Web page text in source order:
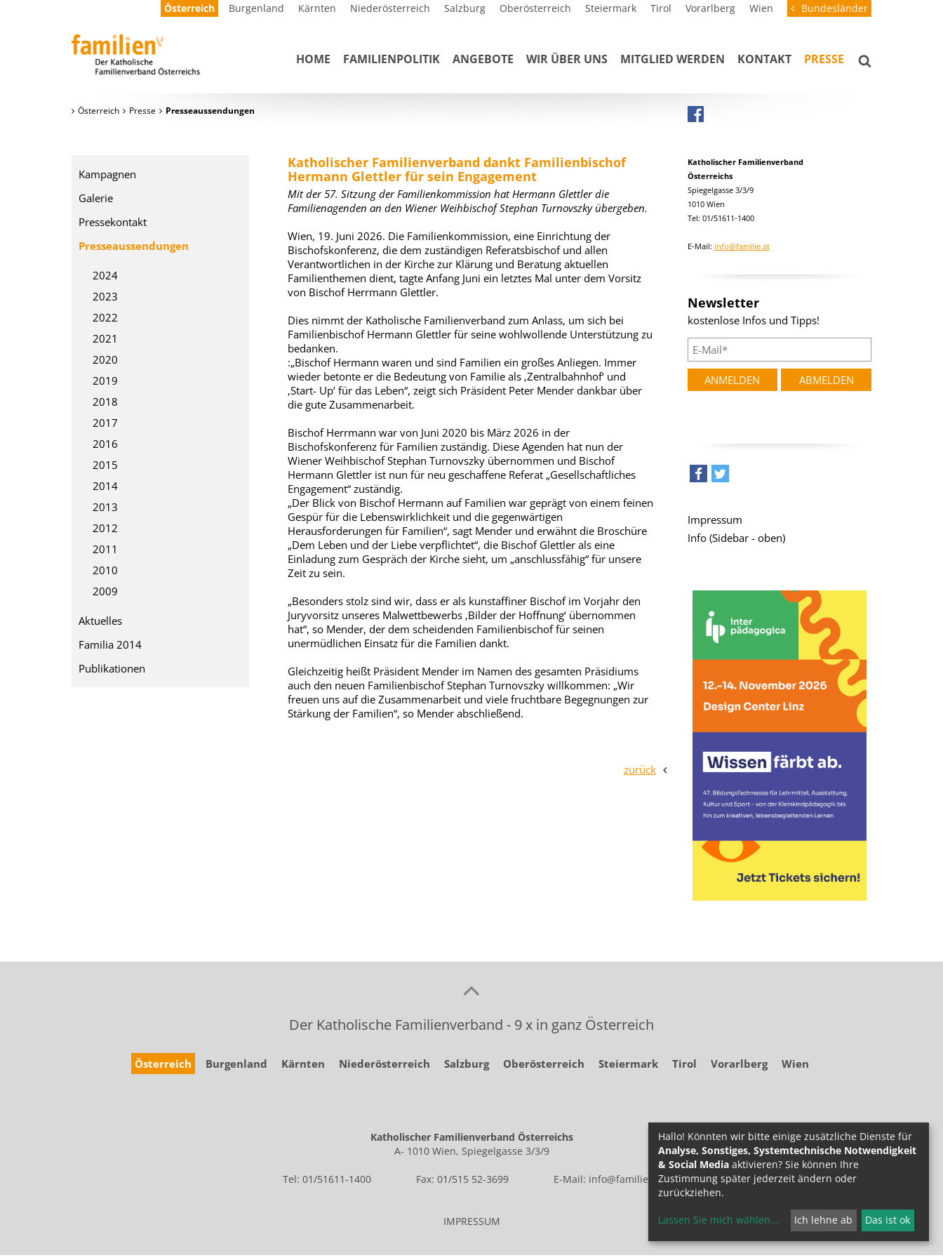
Österreich Burgenland Kärnten Niederösterreich Salzburg Oberösterreich Steiermark Tirol Vorarlberg Wien Bundesländer
HOME FAMILIENPOLITIK ANGEBOTE WIR ÜBER UNS MITGLIED WERDEN KONTAKT PRESSE
Österreich Presse Presseaussendungen
Katholischer Familienverband dankt Familienbischof
Hermann Glettler für sein Engagement
Mit der 57. Sitzung der Familienkommission hat Hermann Glettler die
Familienagenden an den Wiener Weihbischof Stephan Turnovszky übergeben.
Wien, 19. Juni 2026. Die Familienkommission, eine Einrichtung der
Bischofskonferenz, die dem zuständigen Referatsbischof und allen
Verantwortlichen in der Kirche zur Klärung und Beratung aktuellen
Familienthemen dient, tagte Anfang Juni ein letztes Mal unter dem Vorsitz
von Bischof Herrmann Glettler.
Dies nimmt der Katholische Familienverband zum Anlass, um sich bei
Familienbischof Hermann Glettler für seine wohlwollende Unterstützung zu
bedanken.
:„Bischof Hermann waren und sind Familien ein großes Anliegen. Immer
wieder betonte er die Bedeutung von Familie als ‚Zentralbahnhof‘ und
‚Start- Up‘ für das Leben“, zeigt sich Präsident Peter Mender dankbar über
die gute Zusammenarbeit.
Bischof Herrmann war von Juni 2020 bis März 2026 in der
Bischofskonferenz für Familien zuständig. Diese Agenden hat nun der
Wiener Weihbischof Stephan Turnovszky übernommen und Bischof
Hermann Glettler ist nun für neu geschaffene Referat „Gesellschaftliches
Engagement“ zuständig.
„Der Blick von Bischof Hermann auf Familien war geprägt von einem feinen
Gespür für die Lebenswirklichkeit und die gegenwärtigen
Herausforderungen für Familien“, sagt Mender und erwähnt die Broschüre
„Dem Leben und der Liebe verpflichtet“, die Bischof Glettler als eine
Einladung zum Gespräch der Kirche sieht, um „anschlussfähig“ für unsere
Zeit zu sein.
„Besonders stolz sind wir, dass er als kunstaffiner Bischof im Vorjahr den
Juryvorsitz unseres Malwettbewerbs ‚Bilder der Hoffnung‘ übernommen
hat“, so Mender, der dem scheidenden Familienbischof für seinen
unermüdlichen Einsatz für die Familien dankt.
Gleichzeitig heißt Präsident Mender im Namen des gesamten Präsidiums
auch den neuen Familienbischof Stephan Turnovszky willkommen: „Wir
freuen uns auf die Zusammenarbeit und viele fruchtbare Begegnungen zur
Stärkung der Familien“, so Mender abschließend.
zurück
Kampagnen
Galerie
Pressekontakt
Presseaussendungen
2024
2023
2022
2021
2020
2019
2018
2017
2016
2015
2014
2013
2012
2011
2010
2009
Aktuelles
Familia 2014
Publikationen
Katholischer Familienverband
Österreichs
Spiegelgasse 3/3/9
1010 Wien
Tel: 01/51611-1400
E-Mail: info@familie.at
Newsletter
kostenlose Infos und Tipps!
Impressum
Info (Sidebar - oben)
Der Katholische Familienverband - 9 x in ganz Österreich
Österreich Burgenland Kärnten Niederösterreich Salzburg Oberösterreich Steiermark Tirol Vorarlberg Wien
Katholischer Familienverband Österreichs
A- 1010 Wien, Spiegelgasse 3/3/9
Tel: 01/51611-1400 Fax: 01/515 52-3699 E-Mail: info@familie.at
IMPRESSUM
Hallo! Könnten wir bitte einige zusätzliche Dienste für
Analyse, Sonstiges, Systemtechnische Notwendigkeit
& Social Media aktivieren? Sie können Ihre
Zustimmung später jederzeit ändern oder
zurückziehen.
Lassen Sie mich wählen... Ich lehne ab Das ist ok